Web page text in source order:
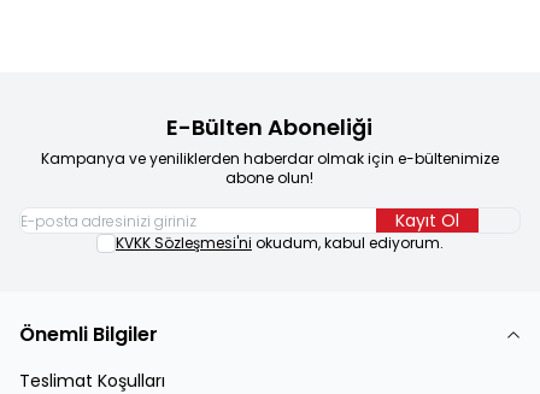
E-Bülten Aboneliği
Kampanya ve yeniliklerden haberdar olmak için e-bültenimize
abone olun!
Kayıt Ol
KVKK Sözleşmesi'ni okudum, kabul ediyorum.
Önemli Bilgiler
Teslimat Koşulları